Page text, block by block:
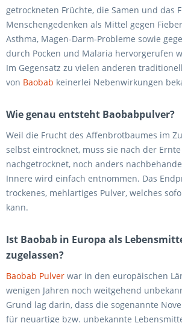
getrockneten Früchte, die Samen und das
Menschengedenken als Mittel gegen
Asthma, Magen-Darm-Probleme sowie
durch Pocken und Malaria hervorgerufen
Im Gegensatz zu vielen anderen
von Baobab keinerlei Nebenwirkungen
Wie genau entsteht Baobabpulver?
Weil die Frucht des Affenbrotbaumes im
selbst eintrocknet, muss sie nach der
nachgetrocknet, noch anders
Innere wird einfach entnommen. Das
trockenes, mehlartiges Pulver, welches
kann.
Ist Baobab in Europa als
zugelassen?
Baobab Pulver war in den europäischen
wenigen Jahren noch weitgehend
Grund lag darin, dass die sogenannte
für neuartige bzw. unbekannte